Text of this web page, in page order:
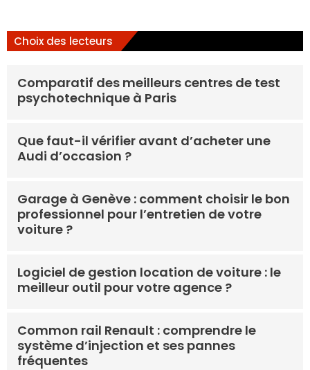
Choix des lecteurs
Comparatif des meilleurs centres de test
psychotechnique à Paris
Que faut-il vérifier avant d’acheter une
Audi d’occasion ?
Garage à Genève : comment choisir le bon
professionnel pour l’entretien de votre
voiture ?
Logiciel de gestion location de voiture : le
meilleur outil pour votre agence ?
Common rail Renault : comprendre le
système d’injection et ses pannes
fréquentes